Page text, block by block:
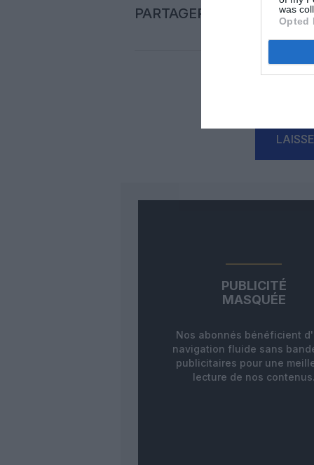
was
Opted
PARTAGER L'ARTICLE
PUBLICITÉ
MASQUÉE
Nos abonnés bénéficient
navigation fluide sans
publicitaires pour une
lecture de nos contenus.